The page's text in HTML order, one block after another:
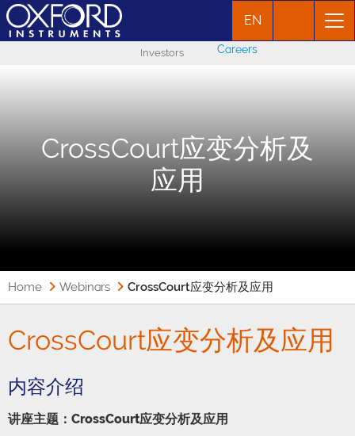
EN
Investors Careers
CrossCourt应变分析及
应用
Home Webinars CrossCourt应变分析及应用
CrossCourt应变分析及应用
内容介绍
讲座主题：CrossCourt应变分析及应用